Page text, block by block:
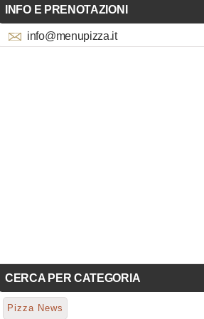
INFO E PRENOTAZIONI
info@menupizza.it
CERCA PER CATEGORIA
Pizza News